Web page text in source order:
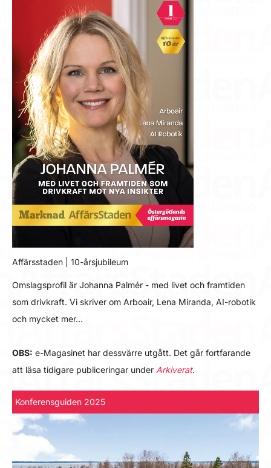
Affärsstaden | 10-årsjubileum
Omslagsprofil är Johanna Palmér - med livet och framtiden
som drivkraft. Vi skriver om Arboair, Lena Miranda, AI-robotik
och mycket mer…
OBS: e-Magasinet har dessvärre utgått. Det går fortfarande
att läsa tidigare publiceringar under Arkiverat.
Konferensguiden 2025